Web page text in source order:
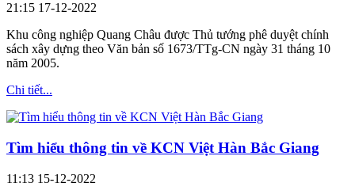
21:15 17-12-2022
Khu công nghiệp Quang Châu được Thủ tướng phê duyệt chính
sách xây dựng theo Văn bản số 1673/TTg-CN ngày 31 tháng 10
năm 2005.
Chi tiết...
Tìm hiểu thông tin về KCN Việt Hàn Bắc Giang
11:13 15-12-2022